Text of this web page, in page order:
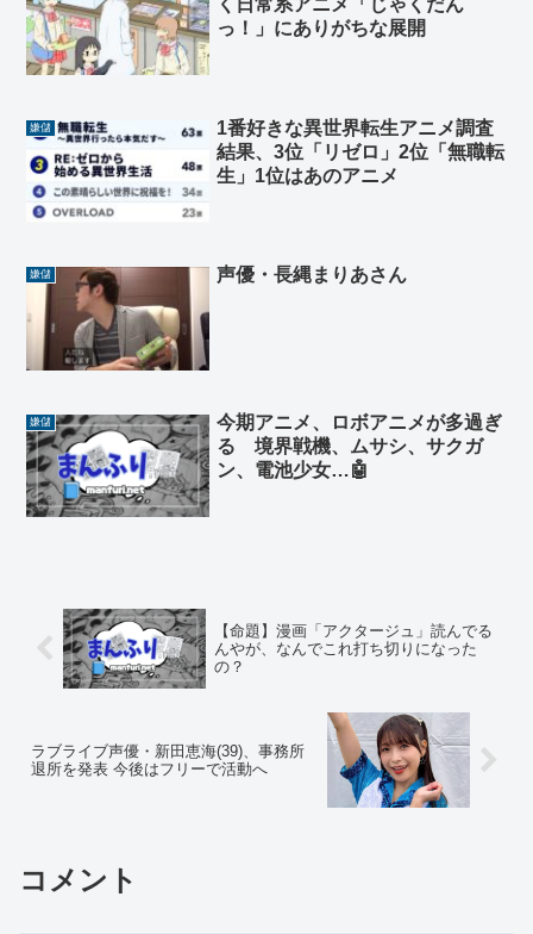
く日常系アニメ「じゃくだん
っ！」にありがちな展開
嫌儲
1番好きな異世界転生アニメ調査
結果、3位「リゼロ」2位「無職転
生」1位はあのアニメ
嫌儲 声優・長縄まりあさん
嫌儲
今期アニメ、ロボアニメが多過ぎ
る 境界戦機、ムサシ、サクガ
ン、電池少女…🤖
【命題】漫画「アクタージュ」読んでる
んやが、なんでこれ打ち切りになった
の？
ラブライブ声優・新田恵海(39)、事務所
退所を発表 今後はフリーで活動へ
コメント